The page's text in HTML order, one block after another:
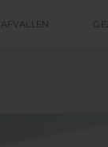
AFVALLEN